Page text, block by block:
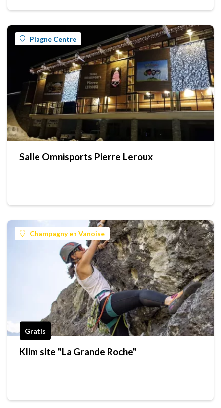
Plagne Centre
Salle Omnisports Pierre Leroux
Champagny en Vanoise
Gratis
Klim site "La Grande Roche"